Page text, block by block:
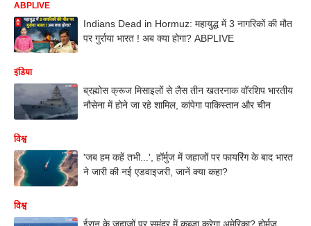
ABPLIVE
Indians Dead in Hormuz: महायुद्ध में 3 नागरिकों की मौत
पर गुर्राया भारत ! अब क्या होगा? ABPLIVE
इंडिया
ब्रह्मोस क्रूज मिसाइलों से लैस तीन खतरनाक वॉरशिप भारतीय
नौसेना में होने जा रहे शामिल, कांपेगा पाकिस्तान और चीन
विश्व
'जब हम कहें तभी...', हॉर्मुज में जहाजों पर फायरिंग के बाद भारत
ने जारी की नई एडवाइजरी, जानें क्या कहा?
विश्व
ईरान के जहाजों पर समंदर में कब्जा करेगा अमेरिका? होर्मुज